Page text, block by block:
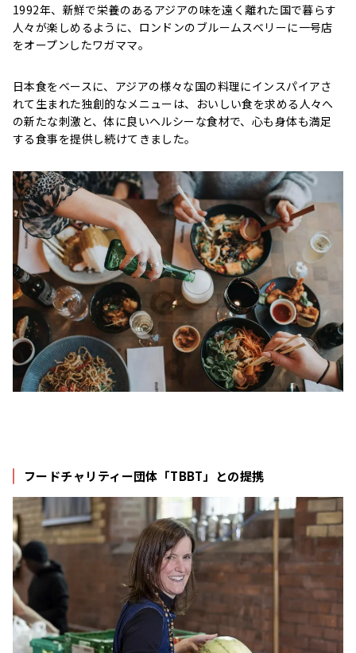
1992年、新鮮で栄養のあるアジアの味を遠く離れた国で暮らす
人々が楽しめるように、ロンドンのブルームスベリーに一号店
をオープンしたワガママ。
日本食をベースに、アジアの様々な国の料理にインスパイアさ
れて生まれた独創的なメニューは、おいしい食を求める人々へ
の新たな刺激と、体に良いヘルシーな食材で、心も身体も満足
する食事を提供し続けてきました。
フードチャリティー団体「TBBT」との提携